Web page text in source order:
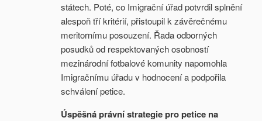
státech. Poté, co Imigrační úřad potvrdil splnění
alespoň tří kritérií, přistoupil k závěrečnému
meritornímu posouzení. Řada odborných
posudků od respektovaných osobností
mezinárodní fotbalové komunity napomohla
Imigračnímu úřadu v hodnocení a podpořila
schválení petice.
Úspěšná právní strategie pro petice na